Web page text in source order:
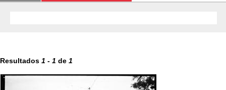
Resultados 1 - 1 de 1